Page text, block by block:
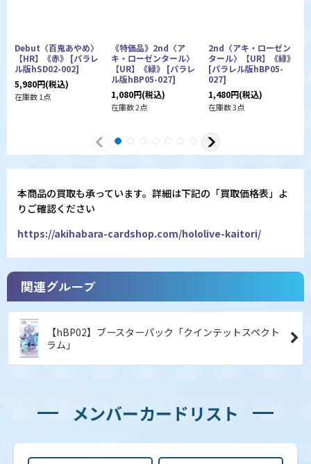
Debut〈百鬼あやめ〉
【HR】《赤》 [パラレ
ル版hSD02-002]
5,980円(税込)
在庫数 1点
《特価品》2nd〈ア
キ・ローゼンタール〉
【UR】《緑》 [パラレ
ル版hBP05-027]
1,080円(税込)
在庫数 2点
2nd〈アキ・ローゼン
タール〉【UR】《緑》
[パラレル版hBP05-
027]
1,480円(税込)
在庫数 3点
本商品の買取も承っています。詳細は下記の「買取価格表」よ
りご確認ください
https://akihabara-cardshop.com/hololive-kaitori/
関連グループ
【hBP02】ブースターパック「クインテットスペクト
ラム」
メンバーカードリスト